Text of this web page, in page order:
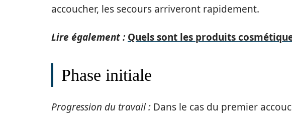
accoucher, les secours arriveront rapidement.
Lire également : Quels sont les produits
Phase initiale
Progression du travail : Dans le cas du premier